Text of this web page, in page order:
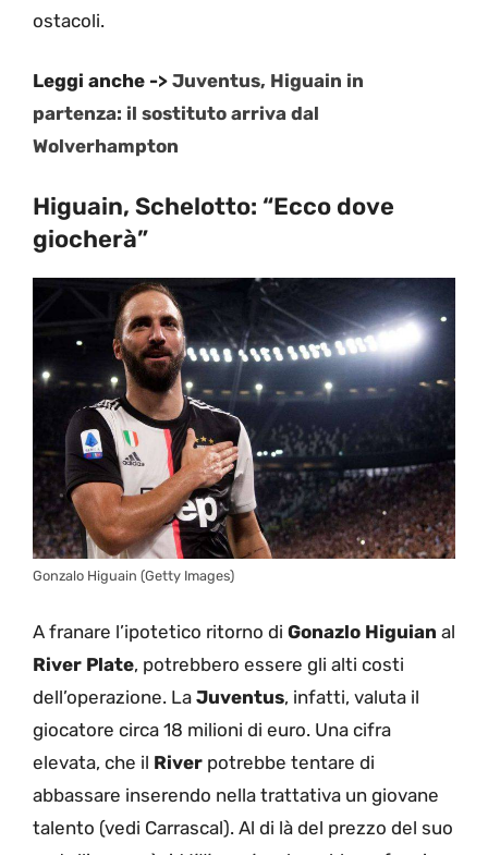
ostacoli.
Leggi anche -> Juventus, Higuain in
partenza: il sostituto arriva dal
Wolverhampton
Higuain, Schelotto: “Ecco dove
giocherà”
Gonzalo Higuain (Getty Images)
A franare l’ipotetico ritorno di Gonazlo Higuian al
River Plate, potrebbero essere gli alti costi
dell’operazione. La Juventus, infatti, valuta il
giocatore circa 18 milioni di euro. Una cifra
elevata, che il River potrebbe tentare di
abbassare inserendo nella trattativa un giovane
talento (vedi Carrascal). Al di là del prezzo del suo